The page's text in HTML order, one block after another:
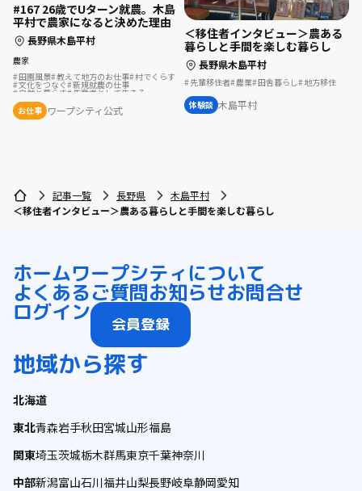
#167 26歳でUターン就農。木島
平村で農家になると決めた理由
長野県木島平村
農家
田園風景 教えて地方のお仕事 村でくらす
文化をつなぐ 新規就農の仕事
自然と暮らす 生産者として生きる
農業の仕事
お仕事 ワープシティ公式
＜移住者インタビュー＞農ある
暮らしと手間を楽しむ暮らし
長野県木島平村
先輩移住者 農業 田舎暮らし 地方移住
体験談 木島平村
記事一覧 長野県
木島平村
＜移住者インタビュー＞農ある暮らしと手間を楽しむ暮らし
ホームワープシティについて
よくあるご質問お知らせお問合せ
ログイン 会員登録
地域から探す
北海道
東北青森岩手秋田宮城山形福島
関東埼玉茨城栃木群馬東京千葉神奈川
中部新潟富山石川福井山梨長野岐阜静岡愛知